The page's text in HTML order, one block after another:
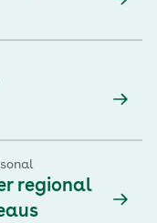
regional